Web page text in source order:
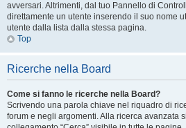
avversari. Altrimenti, dal tuo Pannello di
direttamente un utente inserendo il suo nome
utente dalla lista dalla stessa pagina.
Top
Ricerche nella Board
Come si fanno le ricerche nella Board?
Scrivendo una parola chiave nel riquadro di
forum e negli argomenti. Alla ricerca avanzata